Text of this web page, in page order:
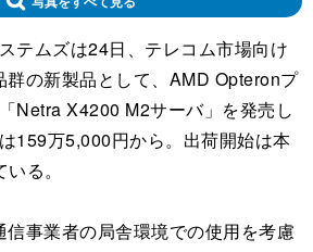
テムズは24日、テレコム市場向け
群の新製品として、AMD Opteronプ
Netra X4200 M2サーバ」を発売し
159万5,000円から。出荷開始は本
る。
事業者の局舎環境での使用を考慮